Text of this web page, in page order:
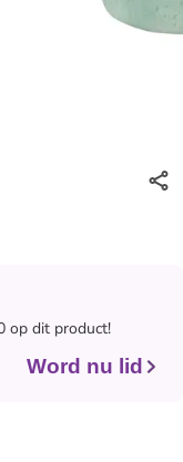
op dit product!
Word nu lid